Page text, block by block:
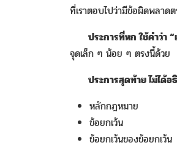
ที่เราตอบไปว่ามีข้อผิดพลาด
ประการที่หก ใช้คำว่า
จุดเล็ก ๆ น้อย ๆ ตรงนี้ด้วย
ประการสุดท้าย ไม่ได้
หลักกฎหมาย
ข้อยกเว้น
ข้อยกเว้นของข้อยกเว้น